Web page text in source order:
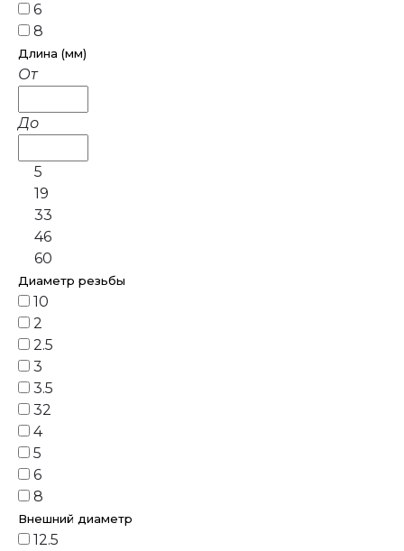
6
8
Длина (мм)
От
До
5
19
33
46
60
Диаметр резьбы
10
2
2.5
3
3.5
32
4
5
6
8
Внешний диаметр
12.5